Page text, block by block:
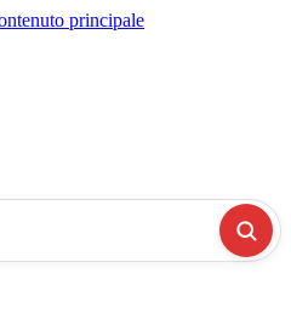
principale